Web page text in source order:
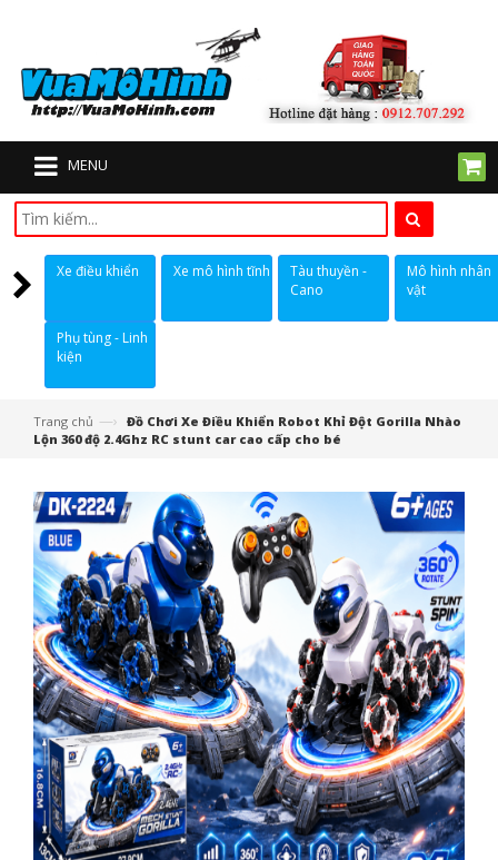
MENU
Xe điều khiển Xe mô hình tĩnh
Tàu thuyền -
Cano
Mô hình nhân
vật
Phụ tùng - Linh
kiện
Trang chủ —› Đồ Chơi Xe Điều Khiển Robot Khỉ Đột Gorilla Nhào
Lộn 360 độ 2.4Ghz RC stunt car cao cấp cho bé